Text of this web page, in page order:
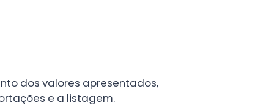
dos valores apresentados,
e a listagem.